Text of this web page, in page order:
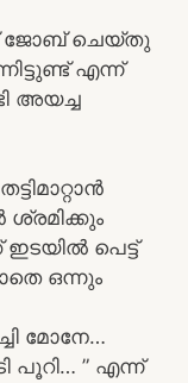
ജോബ് ചെയ്തു
എന്ന്
അയച്ച
പെട്ട്
ഒന്നും
മോനേ…
പൂറി… ” എന്ന്